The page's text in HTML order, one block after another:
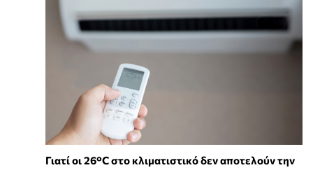
Γιατί οι 26°C στο κλιματιστικό δεν αποτελούν την